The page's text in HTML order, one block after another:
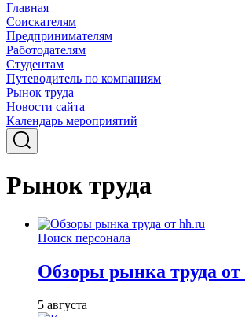
Главная
Соискателям
Предпринимателям
Работодателям
Студентам
Путеводитель по компаниям
Рынок труда
Новости сайта
Календарь мероприятий
Рынок труда
Поиск персонала
Обзоры рынка труда
5 августа